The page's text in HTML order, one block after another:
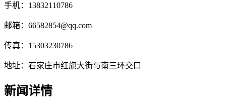
手机：13832110786
邮箱：66582854@qq.com
传真：15303230786
地址：石家庄市红旗大街与南三环交口
新闻详情